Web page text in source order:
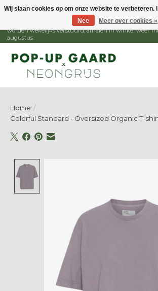
1 - 15 augustus is de winkel gesloten, webshop blijft
worden wekelijks verstuurd, afhalen in winkel weer
augustus.
Home /
Colorful Standard - Oversized Organic T-
Wij slaan cookies op om onze website te verbeteren.
Nee
Meer over cookies »